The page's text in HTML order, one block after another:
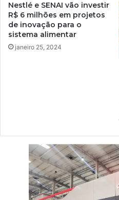
Nestlé e SENAI vão investir
R$ 6 milhões em projetos
de inovação para o
sistema alimentar
janeiro 25, 2024